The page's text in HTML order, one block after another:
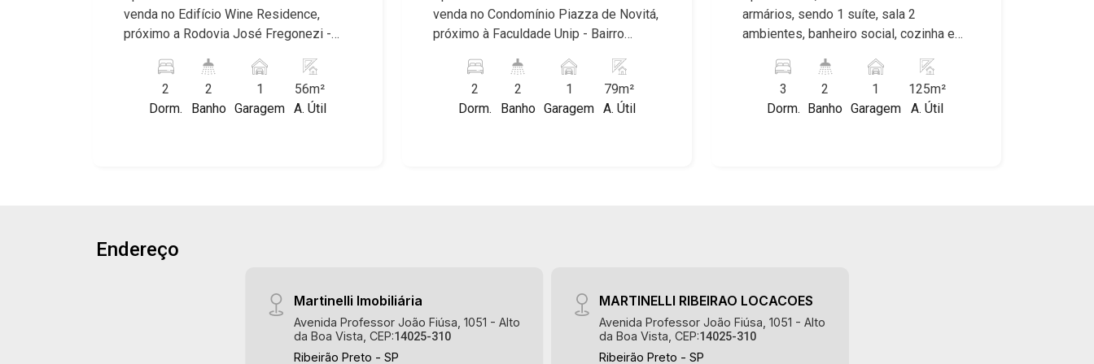
Alto do Ipê, Jardim Irajá, Royal Park,
Jardim Califórnia, Quinta da Primavera,
Bonfim Paulista, Vila Seixas, Jardim
Paulista, Jardim Paulistano, Lagoinha,
Ribeirânia, Nova Ribeirânia, Jardim
Macedo, Jardim São Luiz, Centro,
Ribeirão Preto
venda no Edifício Wine Residence,
próximo a Rodovia José Fregonezi -
Preto/SP. Conheça as características
deste imóvel que a Martinelli
Imobiliária selecionou para você: -
- Alto da Boa Vista | Ribeirão Preto.
2
Dorm.
2
Banho
1
Garagem
56m²
A. Útil
venda no Condomínio Piazza de Novitá,
próximo à Faculdade Unip - Bairro
Conheça as características deste
imóvel que a Martinelli Imobiliária
selecionou para você: - 79m² de área
2
Dorm.
2
Banho
1
Garagem
79m²
A. Útil
armários, sendo 1 suíte, sala 2
ambientes, banheiro social, cozinha e
vaga, excelente localização, próximo ao
Shopping Santa Úrsula.
3
Dorm.
2
Banho
1
Garagem
125m²
A. Útil
Endereço
Martinelli Imobiliária
Avenida Professor João Fiúsa, 1051 - Alto
da Boa Vista, CEP:14025-310
Ribeirão Preto - SP
MARTINELLI RIBEIRAO LOCACOES
Avenida Professor João Fiúsa, 1051 - Alto
da Boa Vista, CEP:14025-310
Ribeirão Preto - SP